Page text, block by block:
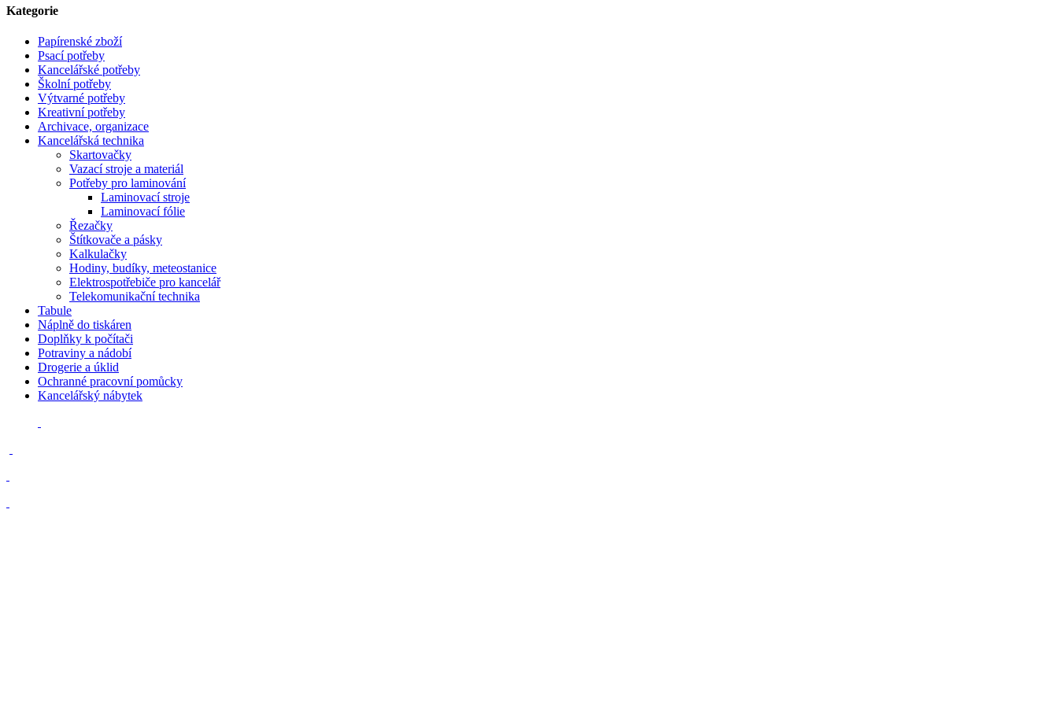
Kategorie
Papírenské zboží
Psací potřeby
Kancelářské potřeby
Školní potřeby
Výtvarné potřeby
Kreativní potřeby
Archivace, organizace
Kancelářská technika
Skartovačky
Vazací stroje a materiál
Potřeby pro laminování
Laminovací stroje
Laminovací fólie
Řezačky
Štítkovače a pásky
Kalkulačky
Hodiny, budíky, meteostanice
Elektrospotřebiče pro kancelář
Telekomunikační technika
Tabule
Náplně do tiskáren
Doplňky k počítači
Potraviny a nádobí
Drogerie a úklid
Ochranné pracovní pomůcky
Kancelářský nábytek